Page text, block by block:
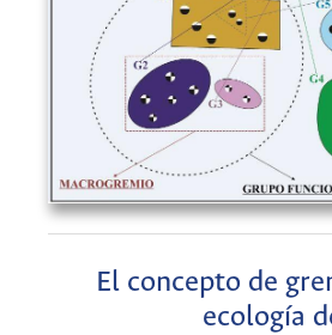
El concepto de
ecología